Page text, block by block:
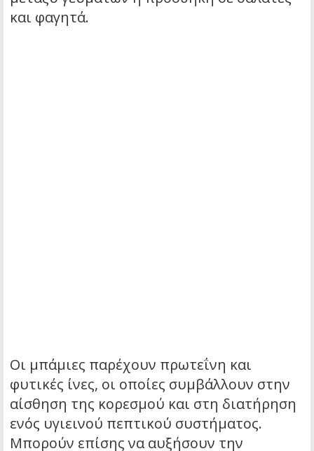
και φαγητά.
Οι μπάμιες παρέχουν πρωτεΐνη και
φυτικές ίνες, οι οποίες συμβάλλουν στην
αίσθηση της κορεσμού και στη διατήρηση
ενός υγιεινού πεπτικού συστήματος.
Μπορούν επίσης να αυξήσουν την